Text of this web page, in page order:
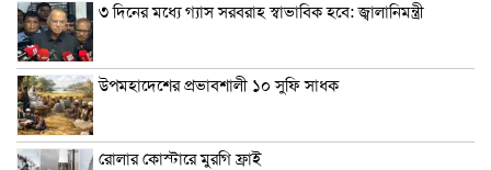
৩ দিনের মধ্যে গ্যাস সরবরাহ স্বাভাবিক হবে: জ্বালানিমন্ত্রী
উপমহাদেশের প্রভাবশালী ১০ সুফি সাধক
রোলার কোস্টারে মুরগি ফ্রাই